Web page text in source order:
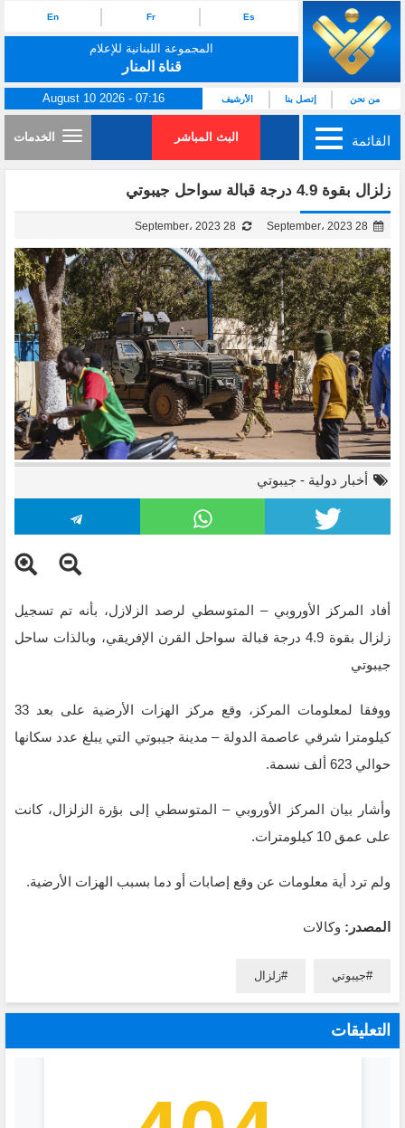
Es
Fr
En
المجموعة اللبنانية للإعلام
قناة المنار
من نحن إتصل بنا الأرشيف August 10 2026 - 07:16
القائمة البث المباشر الخدمات
زلزال بقوة 4.9 درجة قبالة سواحل جيبوتي
أخبار دولية - جيبوتي
أفاد المركز الأوروبي – المتوسطي لرصد الزلازل، بأنه تم تسجيل
زلزال بقوة 4.9 درجة قبالة سواحل القرن الإفريقي، وبالذات ساحل
جيبوتي
ووفقا لمعلومات المركز، وقع مركز الهزات الأرضية على بعد 33
كيلومترا شرقي عاصمة الدولة – مدينة جيبوتي التي يبلغ عدد سكانها
حوالي 623 ألف نسمة.
وأشار بيان المركز الأوروبي – المتوسطي إلى بؤرة الزلزال، كانت
على عمق 10 كيلومترات.
ولم ترد أية معلومات عن وقع إصابات أو دما بسبب الهزات الأرضية.
المصدر: وكالات
جيبوتي زلزال
التعليقات